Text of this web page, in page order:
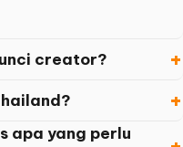
creator?
apa yang perlu